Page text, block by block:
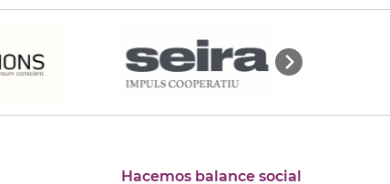
Hacemos balance social